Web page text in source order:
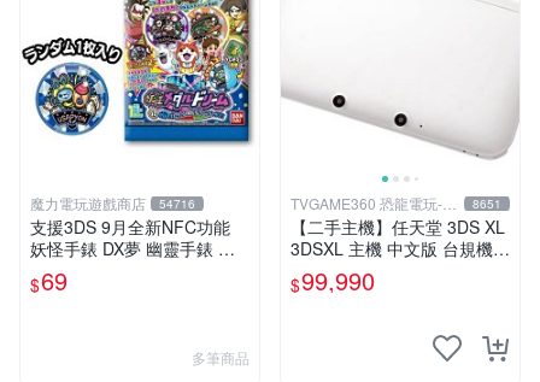
魔力電玩遊戲商店 54716
支援3DS 9月全新NFC功能
妖怪手錶 DX夢 幽靈手錶 專
用徽章 夢02 地獄 抓住夢想的
機會 單包【板橋魔力】
$69
多筆商品
TVGAME360 恐龍電玩-台
中店
8651
【二手主機】任天堂 3DS XL
3DSXL 主機 中文版 台規機
白色 附充電器 裸裝【台中恐
龍電玩】
$99,990